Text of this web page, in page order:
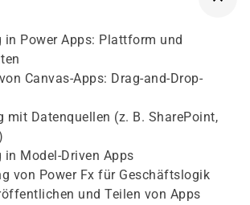
in Power Apps: Plattform und
Canvas-Apps: Drag-and-Drop-
mit Datenquellen (z. B. SharePoint,
in Model-Driven Apps
von Power Fx für Geschäftslogik
und Teilen von Apps